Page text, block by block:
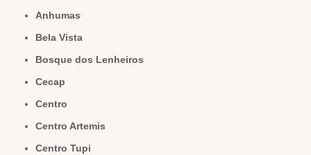
Anhumas
Bela Vista
Bosque dos Lenheiros
Cecap
Centro
Centro Artemis
Centro Tupi